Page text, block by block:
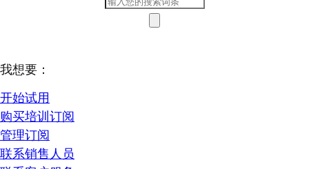
我想要：
开始试用
购买培训订阅
管理订阅
联系销售人员